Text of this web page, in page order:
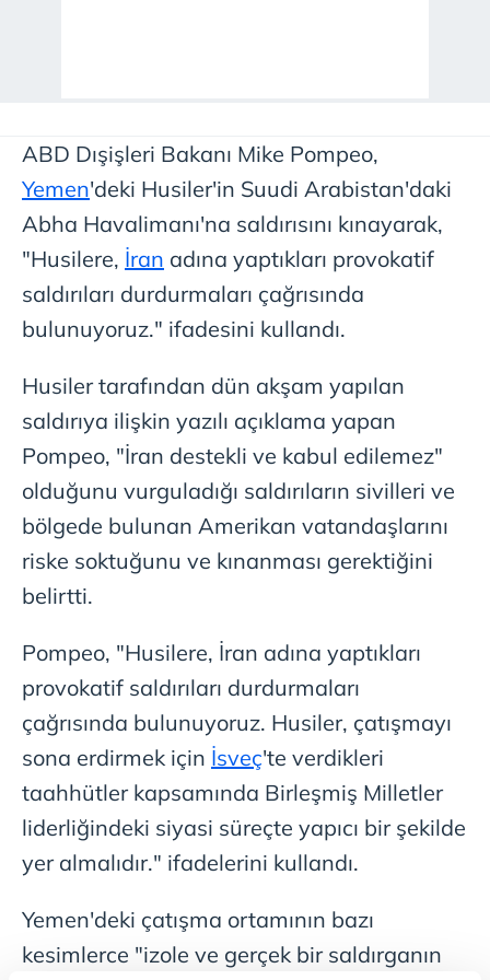
ABD Dışişleri Bakanı Mike Pompeo,
Yemen'deki Husiler'in Suudi Arabistan'daki
Abha Havalimanı'na saldırısını kınayarak,
"Husilere, İran adına yaptıkları provokatif
saldırıları durdurmaları çağrısında
bulunuyoruz." ifadesini kullandı.
Husiler tarafından dün akşam yapılan
saldırıya ilişkin yazılı açıklama yapan
Pompeo, "İran destekli ve kabul edilemez"
olduğunu vurguladığı saldırıların sivilleri ve
bölgede bulunan Amerikan vatandaşlarını
riske soktuğunu ve kınanması gerektiğini
belirtti.
Pompeo, "Husilere, İran adına yaptıkları
provokatif saldırıları durdurmaları
çağrısında bulunuyoruz. Husiler, çatışmayı
sona erdirmek için İsveç'te verdikleri
taahhütler kapsamında Birleşmiş Milletler
liderliğindeki siyasi süreçte yapıcı bir şekilde
yer almalıdır." ifadelerini kullandı.
Yemen'deki çatışma ortamının bazı
kesimlerce "izole ve gerçek bir saldırganın